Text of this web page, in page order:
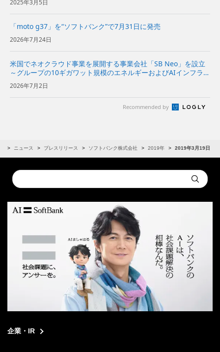
2025年3月5日
「moto g37」を“ソフトバンク”で7月31日に発売
2026年7月24日
米国でネオクラウド事業を展開する事業会社「SB Neo」を設立
～グループの10ギガワット規模のエネルギーおよびAIインフラを
基に、米国の企業向けにネオクラウドサービスを提供～
2026年7月2日
Recommended by
ニュース プレスリリース ソフトバンク株式会社 2019年 2019年3月19日
Conduct
a
Submit
企業・IR